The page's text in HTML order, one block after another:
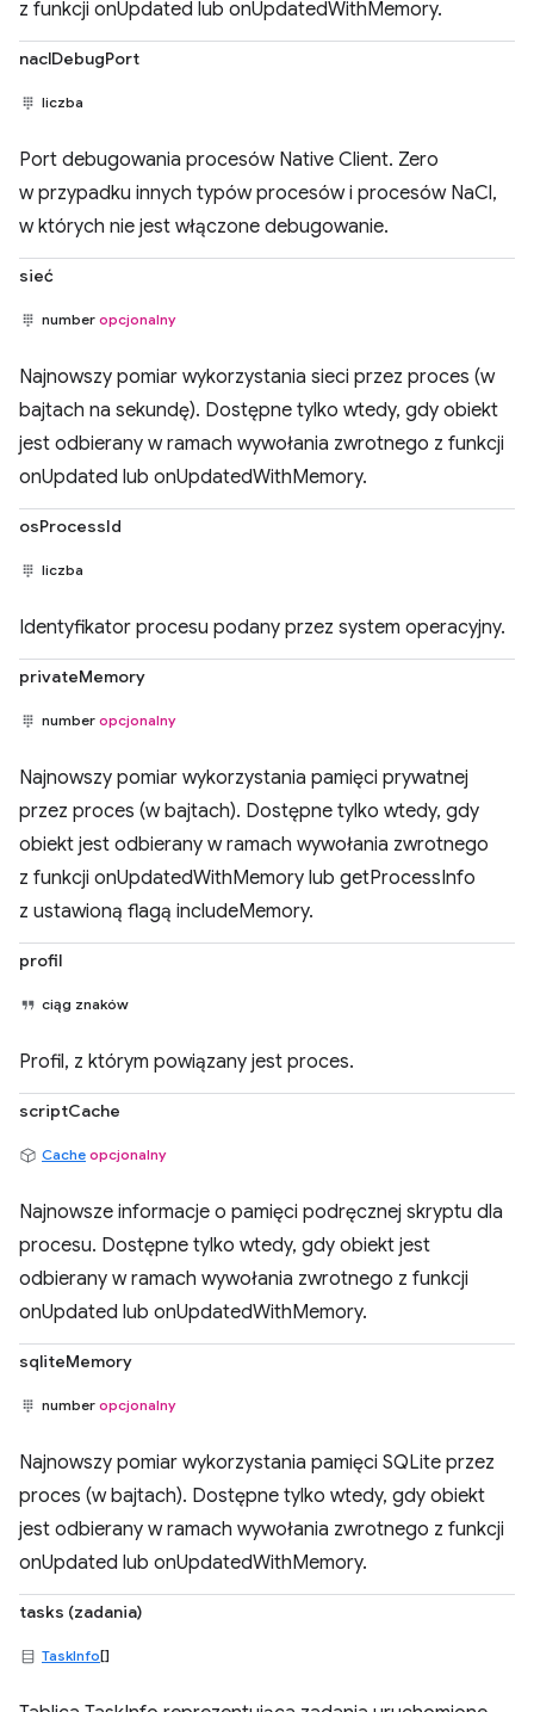
z funkcji onUpdated lub onUpdatedWithMemory.
naclDebugPort
liczba
Port debugowania procesów Native Client. Zero
w przypadku innych typów procesów i procesów NaCl,
w których nie jest włączone debugowanie.
sieć
number opcjonalny
Najnowszy pomiar wykorzystania sieci przez proces (w
bajtach na sekundę). Dostępne tylko wtedy, gdy obiekt
jest odbierany w ramach wywołania zwrotnego z funkcji
onUpdated lub onUpdatedWithMemory.
osProcessId
liczba
Identyfikator procesu podany przez system operacyjny.
privateMemory
number opcjonalny
Najnowszy pomiar wykorzystania pamięci prywatnej
przez proces (w bajtach). Dostępne tylko wtedy, gdy
obiekt jest odbierany w ramach wywołania zwrotnego
z funkcji onUpdatedWithMemory lub getProcessInfo
z ustawioną flagą includeMemory.
profil
ciąg znaków
Profil, z którym powiązany jest proces.
scriptCache
Cache opcjonalny
Najnowsze informacje o pamięci podręcznej skryptu dla
procesu. Dostępne tylko wtedy, gdy obiekt jest
odbierany w ramach wywołania zwrotnego z funkcji
onUpdated lub onUpdatedWithMemory.
sqliteMemory
number opcjonalny
Najnowszy pomiar wykorzystania pamięci SQLite przez
proces (w bajtach). Dostępne tylko wtedy, gdy obiekt
jest odbierany w ramach wywołania zwrotnego z funkcji
onUpdated lub onUpdatedWithMemory.
tasks (zadania)
TaskInfo[]